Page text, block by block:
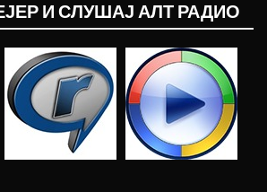
И СЛУШАЈ АЛТ РАДИО